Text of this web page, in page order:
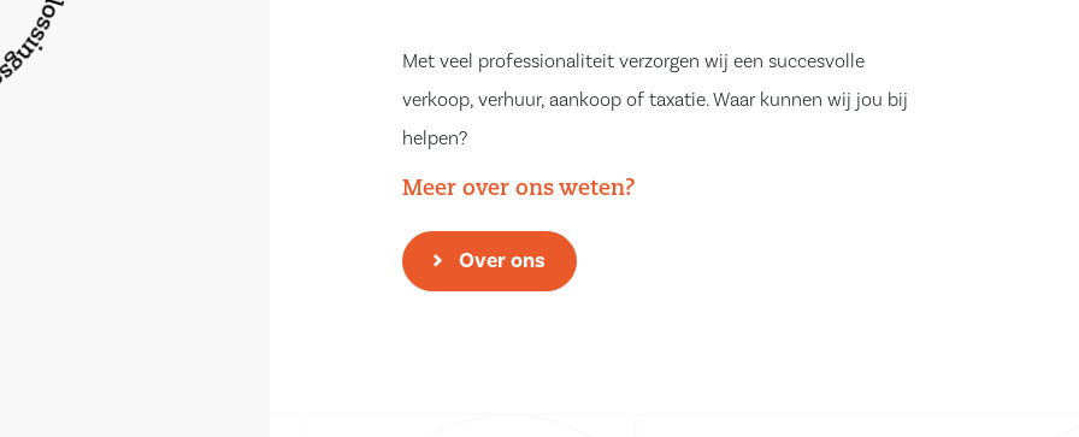
Met veel professionaliteit verzorgen wij een succesvolle
verkoop, verhuur, aankoop of taxatie. Waar kunnen wij jou bij
helpen?
Meer over ons weten?
Over ons